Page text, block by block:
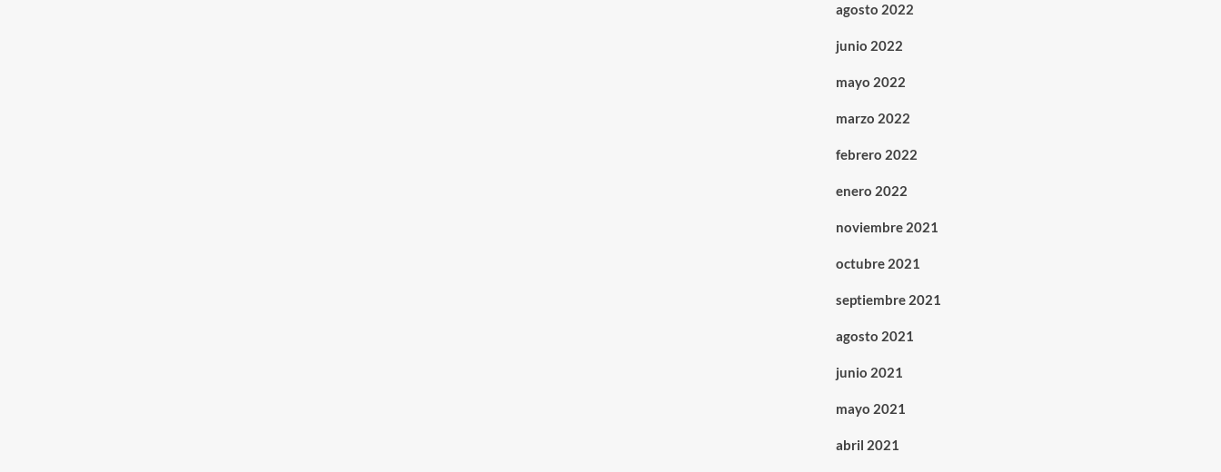
agosto 2022
junio 2022
mayo 2022
marzo 2022
febrero 2022
enero 2022
noviembre 2021
octubre 2021
septiembre 2021
agosto 2021
junio 2021
mayo 2021
abril 2021